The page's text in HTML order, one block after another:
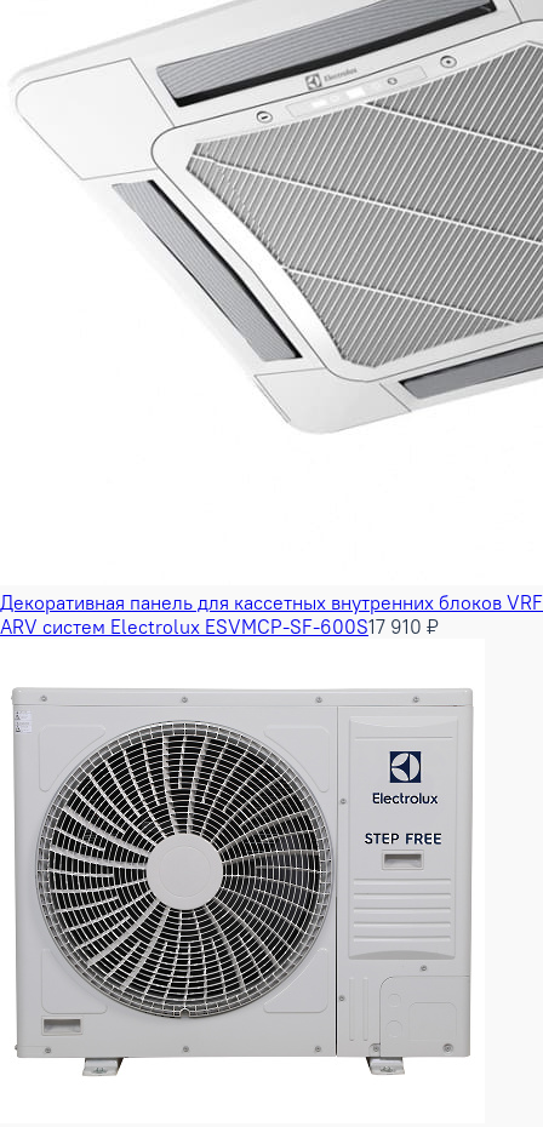
Декоративная панель для кассетных внутренних блоков VRF
ARV систем Electrolux ESVMCP-SF-600S17 910 ₽